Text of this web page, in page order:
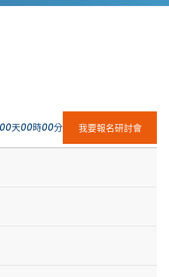
and Media
00天00時00分 我要報名研討會